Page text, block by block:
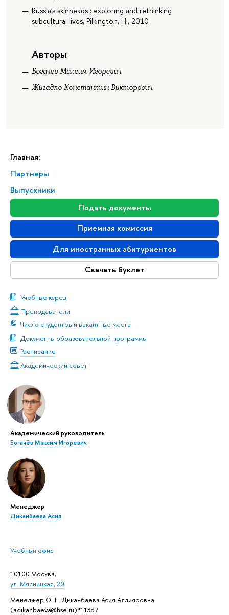
Главная:
Партнеры
Выпускники
Подать документы
Приемная комиссия
Для иностранных абитуриентов
Скачать буклет
Учебные курсы
Преподаватели
Число студентов и вакантные места
Документы образовательной программы
Расписание
Академический совет
Академический руководитель
Богачёв Максим Игоревич
Менеджер
Диканбаева Асия
Учебный офис
10100 Москва,
ул. Мясницкая, 20
Менеджер ОП - Диканбаева Асия Алдияровна
(adikanbaeva@hse.ru)*11337
Russia's skinheads : exploring and rethinking
subcultural lives, Pilkington, H., 2010
Авторы
Богачёв Максим Игоревич
Жигадло Константин Викторович